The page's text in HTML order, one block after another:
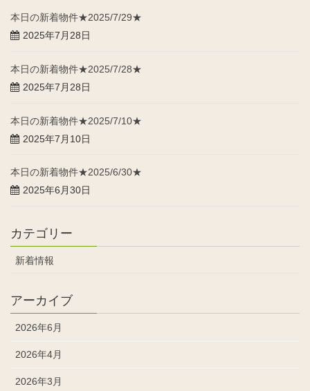
本日の新着物件★2025/7/29★
2025年7月28日
本日の新着物件★2025/7/28★
2025年7月28日
本日の新着物件★2025/7/10★
2025年7月10日
本日の新着物件★2025/6/30★
2025年6月30日
カテゴリー
新着情報
アーカイブ
2026年6月
2026年4月
2026年3月